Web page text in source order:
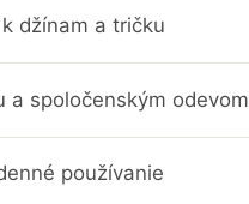
džínam a tričku
a spoločenským odevom
používanie